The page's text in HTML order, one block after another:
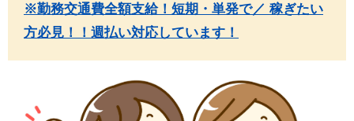
※勤務交通費全額支給！短期・単発で／ 稼ぎたい
方必見！！週払い対応しています！